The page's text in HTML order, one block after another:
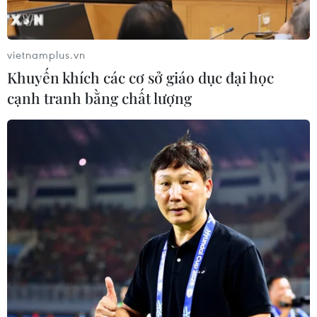
Nga thúc đẩy đa dạng hóa tuyến vận
tải kết nối châu Á qua Ấn Độ Dương
06/08/2026 15:34
Italy và Hy Lạp trở thành điểm nóng
của virus Tây sông Nile
06/08/2026 13:24
NATO ưu tiên đẩy nhanh chuyển
giao hệ thống phòng không cho
Ukraine
06/08/2026 12:24
vietnamplus.vn
Khuyến khích các cơ sở giáo dục đại học
cạnh tranh bằng chất lượng